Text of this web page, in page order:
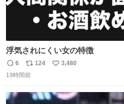
浮気されにくい女の特徴
返
信
6
リ
ポ
ト
124
い
数
3,480
19時間前